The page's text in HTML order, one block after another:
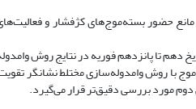
حضور بسته‌موج‌های کژفشار و
تا پانزدهم فوریه در نتایج روش
با روش وامدوله‌سازی مختلط نشانگر
دوم مورد بررسی دقیق‌تر قرار می‌گیرد.